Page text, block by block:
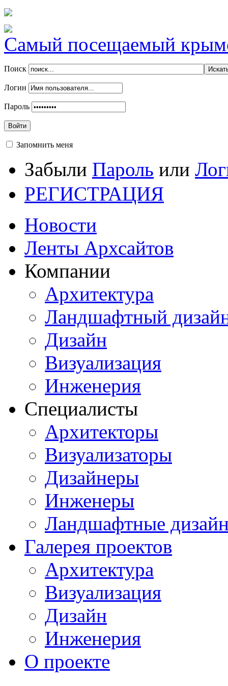
Самый посещаемый
Поиск
Логин
Пароль
Войти
Запомнить меня
Забыли Пароль или
РЕГИСТРАЦИЯ
Новости
Ленты Архсайтов
Компании
Архитектура
Ландшафтный
Дизайн
Визуализация
Инженерия
Специалисты
Архитекторы
Визуализаторы
Дизайнеры
Инженеры
Ландшафтные
Галерея проектов
Архитектура
Визуализация
Дизайн
Инженерия
О проекте